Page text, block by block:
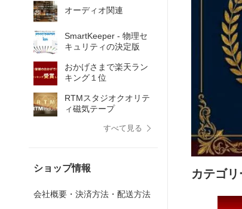
オーディオ関連
SmartKeeper - 物理セ
キュリティの決定版
おかげさまで楽天ラン
キング１位
RTMスタジオクオリテ
ィ磁気テープ
すべて見る
ショップ情報
会社概要・決済方法・配送方法
カテゴリ